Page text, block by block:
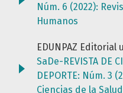
Núm. 6 (2022):
Humanos
EDUNPAZ
SaDe-REVISTA DE
DEPORTE: Núm. 3
Ciencias de la